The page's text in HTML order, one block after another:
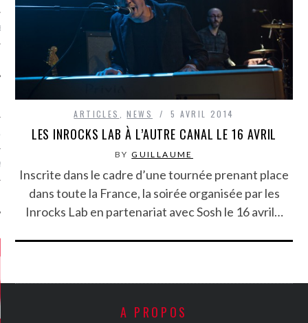
ARTICLES ,NEWS 5 AVRIL 2014
LES INROCKS LAB À L’AUTRE CANAL LE 16 AVRIL
BYGUILLAUME
Inscrite dans le cadre d’une tournée prenant place
dans toute la France, la soirée organisée par les
Inrocks Lab en partenariat avec Sosh le 16 avril…
A PROPOS